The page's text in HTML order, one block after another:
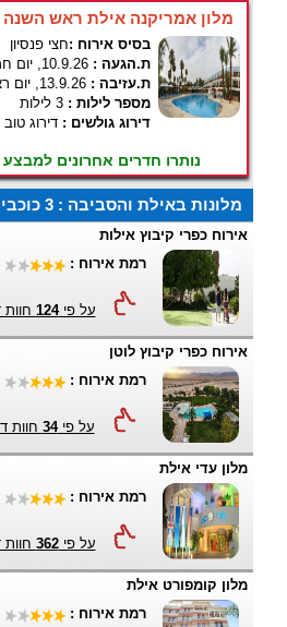
מלון אמריקנה אילת ראש השנה 3
בסיס אירוח :חצי פנסיון
ת.הגעה : 10.9.26, יום חמישי
ת.עזיבה : 13.9.26, יום ראשון
מספר לילות : 3 לילות
דירוג גולשים : דירוג
נותרו חדרים אחרונים למבצע
מלונות באילת והסביבה : 3 כוכבים - דירוג טוב
אירוח כפרי קיבוץ אילות
רמת אירוח :
על פי124
אירוח כפרי קיבוץ לוטן
רמת אירוח :
על פי34 חוות
מלון עדי אילת
רמת אירוח :
על פי362
מלון קומפורט אילת
רמת אירוח :